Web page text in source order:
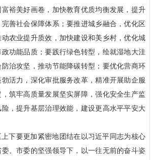
裕美好画卷，加快教育优质均衡发展，提升
善社会保障体系；要推进城乡融合，优化区
农业提升质效，加快建设和美乡村，优化城
政功能品质；要践行绿色转型，绘就湿地大洼
治攻坚，推动节能降碳转型；要优化营商环
活力，深化审批服务改革，精准开展助企服
筑牢高质量发展坚实屏障，强化安全生产监
，提升基层治理效能，建设更高水平平安大
下要更加紧密地团结在以习近平同志为核心
、市委的坚强领导下，以一往无前的奋斗姿